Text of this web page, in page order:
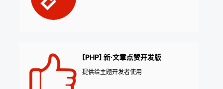
[PHP] 新·文章点赞开发版
提供给主题开发者使用